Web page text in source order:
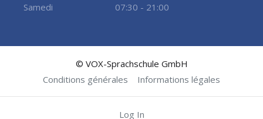
Samedi
07:30 - 21:00
© VOX-Sprachschule GmbH
Conditions générales
Informations légales
Log In